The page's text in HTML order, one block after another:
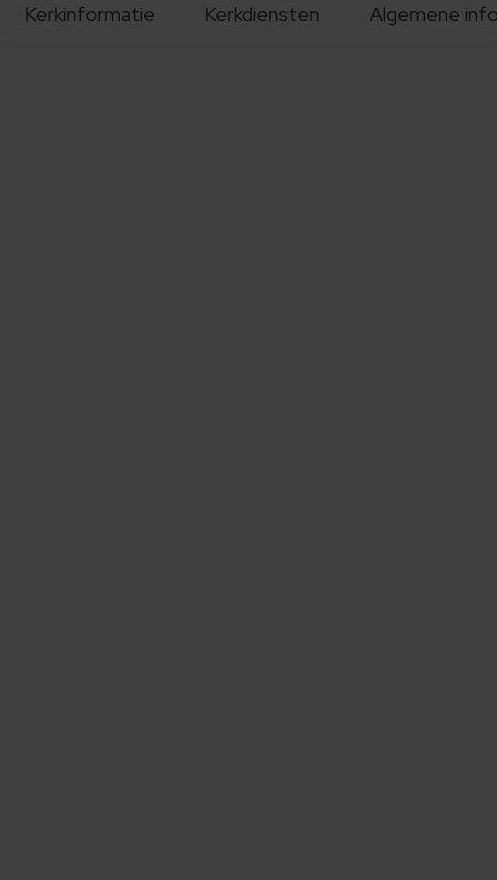
Kerkinformatie Kerkdiensten Algemene